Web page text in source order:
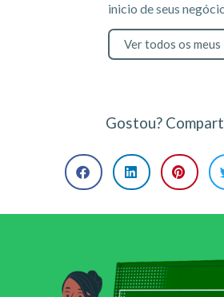
inicio de seus
Ver todos os
Gostou?